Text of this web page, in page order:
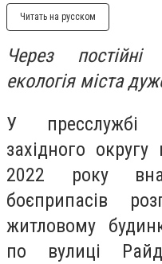
Читать на русском
Через постійні
екологія міста
У пресслужбі
західного
2022 року
боєприпасів
житловому
по вулиці